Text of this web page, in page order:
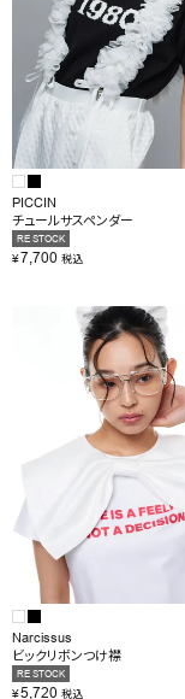
PICCIN
チュールサスペンダー
RE STOCK
¥7,700 税込
Narcissus
ビックリボンつけ襟
RE STOCK
¥5,720 税込